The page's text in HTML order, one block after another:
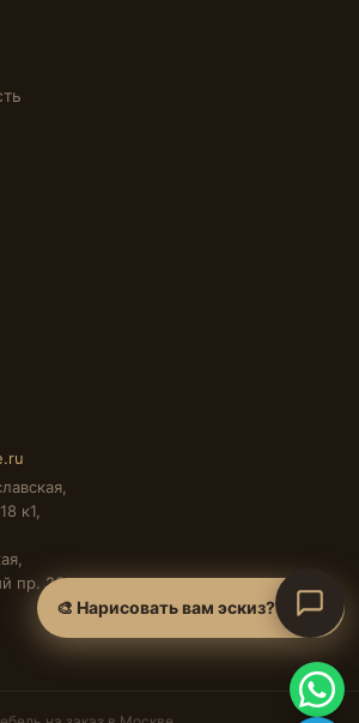
к1,
пр. 26
🎨 Нарисовать вам эскиз?